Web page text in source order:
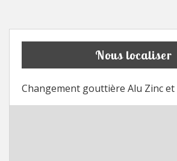
Nous localiser
Changement gouttière Alu Zinc